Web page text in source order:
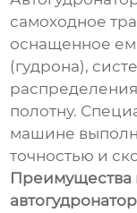
самоходное
оснащенное
(гудрона),
полотну.
машине
точностью и
Преимущества